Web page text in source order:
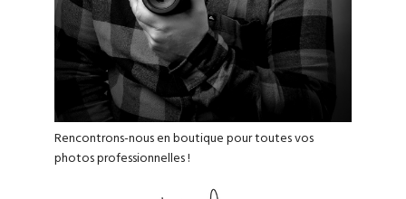
Rencontrons-nous en boutique pour toutes vos
photos professionnelles !